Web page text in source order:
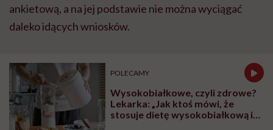
ankietową, a na jej podstawie nie można wyciągać
daleko idących wniosków.
POLECAMY
Wysokobiałkowe, czyli zdrowe?
Lekarka: „Jak ktoś mówi, że
stosuje dietę wysokobiałkową i